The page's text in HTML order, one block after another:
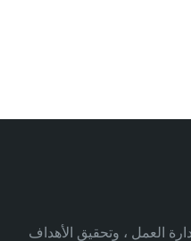
العمل ، وتحقيق الأهداف